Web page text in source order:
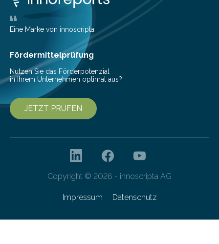
Universität haben jetzt einen numerischen Code
entwickelt, mit dem sie mathematisch hoch präzise
beschreiben…
Eine Marke von innoscripta
Fördermittelprüfung
Nutzen Sie das Förderpotenzial
in Ihrem Unternehmen optimal aus?
JETZT PRÜFEN
Copyright © 2026 - innoscripta AG
Impressum Datenschutz